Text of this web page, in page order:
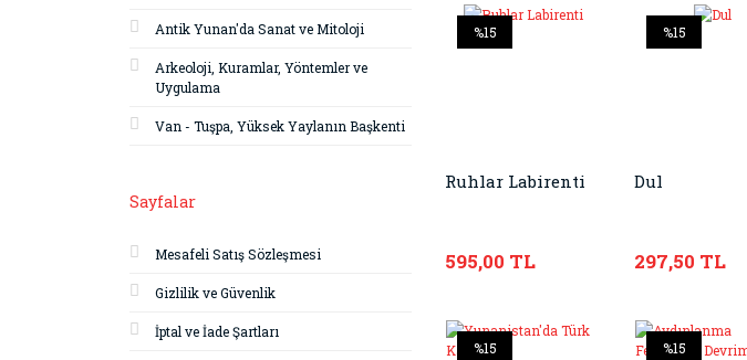
Antik Yunan'da Sanat ve Mitoloji
Arkeoloji, Kuramlar, Yöntemler ve
Uygulama
Van - Tuşpa, Yüksek Yaylanın Başkenti
Sayfalar
Mesafeli Satış Sözleşmesi
Gizlilik ve Güvenlik
İptal ve İade Şartları
%15
Ruhlar Labirenti
595,00 TL
%15
Dul
297,50 TL
%15 %15